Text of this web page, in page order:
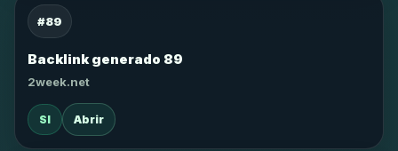
#89
Backlink generado 89
2week.net
SI Abrir